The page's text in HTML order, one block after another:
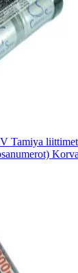
Tamiya liittimet